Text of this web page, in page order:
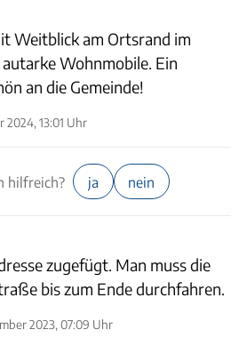
Weitblick am Ortsrand im
Wohnmobile. Ein
an die Gemeinde!
2024, 13:01 Uhr
hilfreich? ja nein
zugefügt. Man muss die
bis zum Ende durchfahren.
2023, 07:09 Uhr